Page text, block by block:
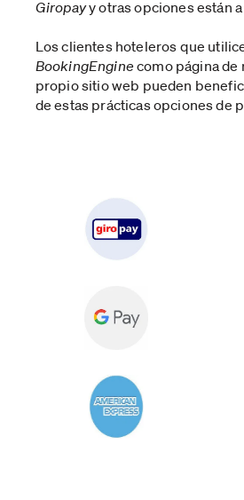
Giropayy otras opciones están
Los clientes hoteleros que
BookingEnginecomo página de
propio sitio web pueden
de estas prácticas opciones de